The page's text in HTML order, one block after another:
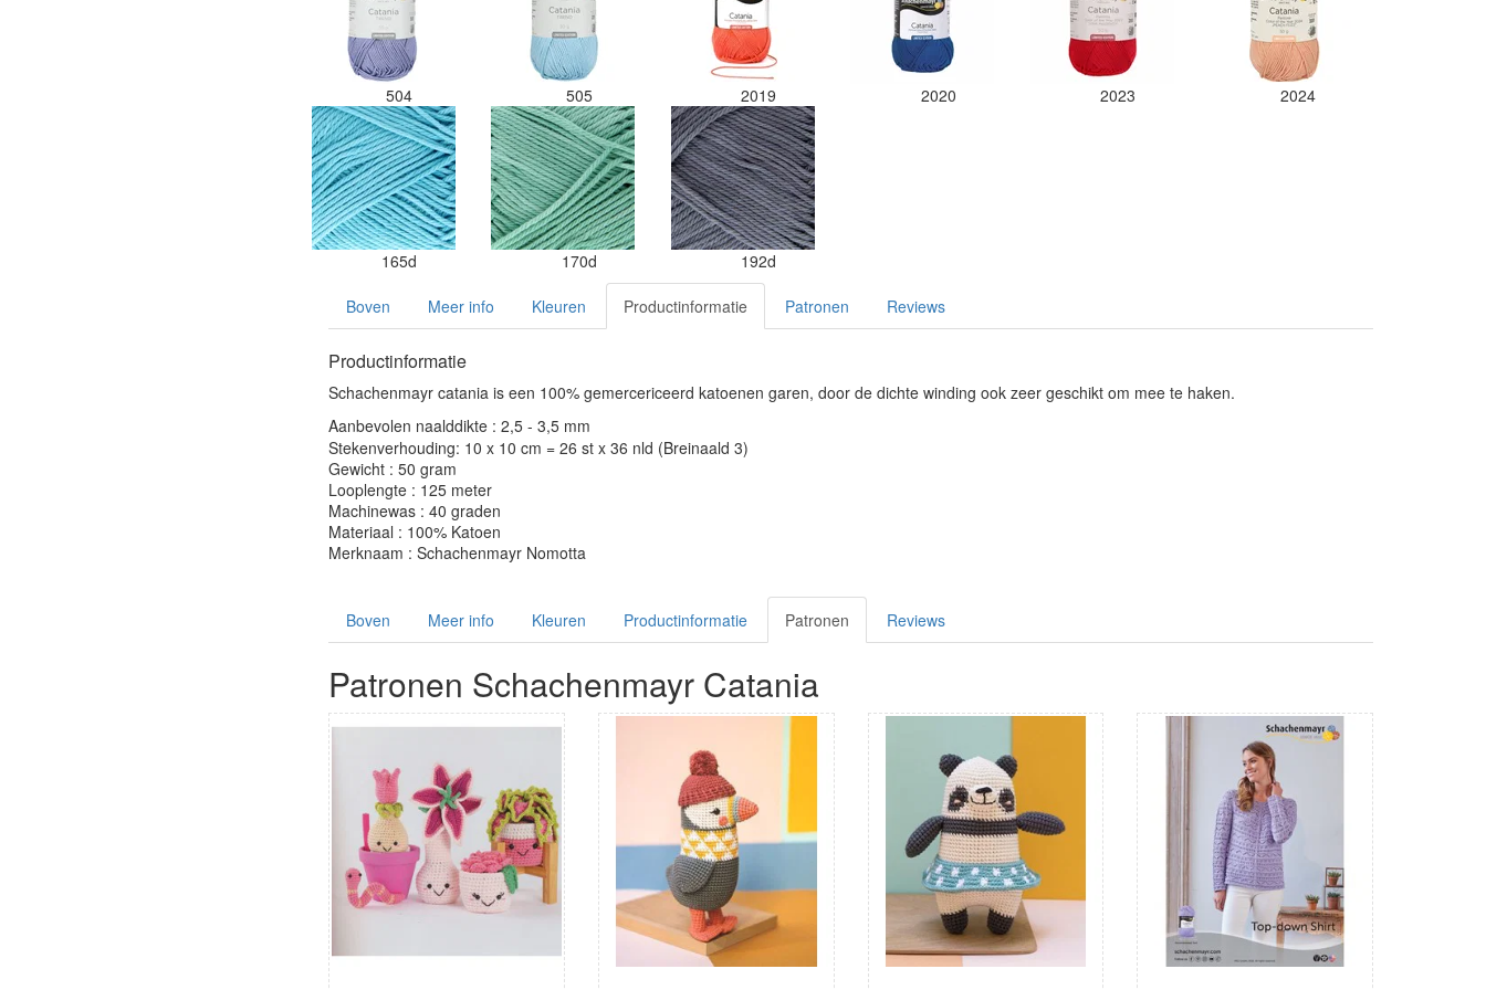
504 505 2019 2020 2023 2024
165d 170d 192d
Boven Meer info Kleuren Productinformatie Patronen Reviews
Productinformatie
Schachenmayr catania is een 100% gemercericeerd katoenen garen, door de dichte winding ook zeer geschikt om mee te haken.
Aanbevolen naalddikte : 2,5 - 3,5 mm
Stekenverhouding: 10 x 10 cm = 26 st x 36 nld (Breinaald 3)
Gewicht : 50 gram
Looplengte : 125 meter
Machinewas : 40 graden
Materiaal : 100% Katoen
Merknaam : Schachenmayr Nomotta
Boven Meer info Kleuren Productinformatie Patronen Reviews
Patronen Schachenmayr Catania